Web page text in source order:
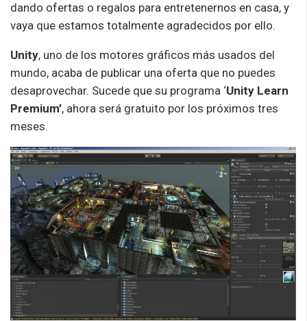
dando ofertas o regalos para entretenernos en casa, y
vaya que estamos totalmente agradecidos por ello.
Unity, uno de los motores gráficos más usados del
mundo, acaba de publicar una oferta que no puedes
desaprovechar. Sucede que su programa ‘Unity Learn
Premium’, ahora será gratuito por los próximos tres
meses.